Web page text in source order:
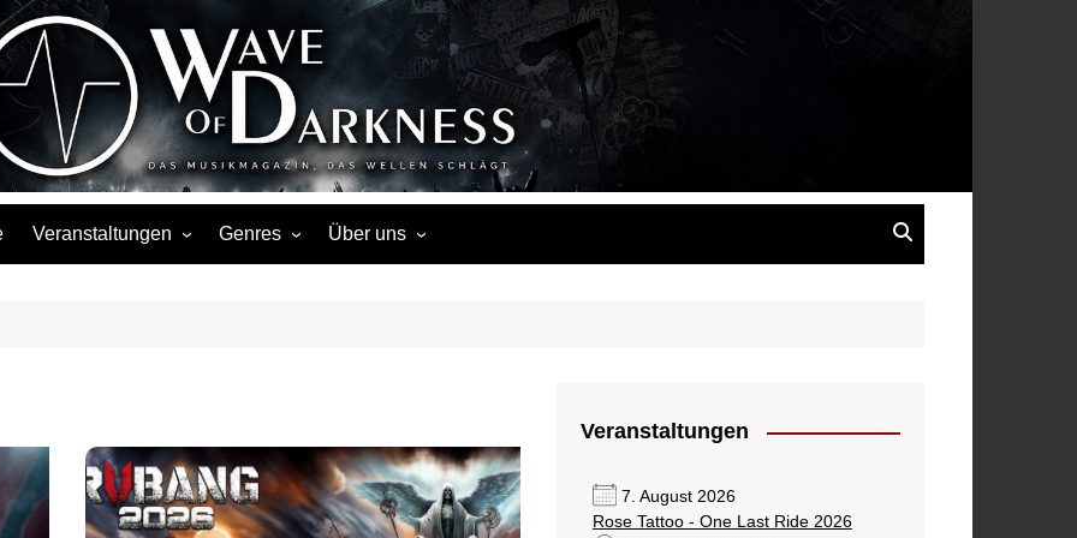
Wave of Darkness
Events, Fotos, Termine, Interviews, Berichte, Musik
Veranstaltungen
Veranstaltungsorte
Genres
Weitere Genres
Über uns
Veranstaltungen
7. August 2026
Rose Tattoo - One Last Ride 2026